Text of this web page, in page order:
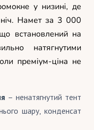
у низині, де
Намет за 3 000
встановлений на
натягнутими
преміум-ціна не
– ненатягнутий тент
шару, конденсат